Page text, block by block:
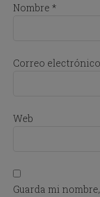
Nombre*
Correo
Web
Guarda mi